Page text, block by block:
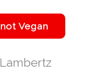
Lambertz